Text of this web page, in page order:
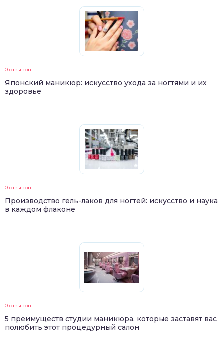
0 отзывов
Японский маникюр: искусство ухода за ногтями и их
здоровье
0 отзывов
Производство гель-лаков для ногтей: искусство и наука
в каждом флаконе
0 отзывов
5 преимуществ студии маникюра, которые заставят вас
полюбить этот процедурный салон